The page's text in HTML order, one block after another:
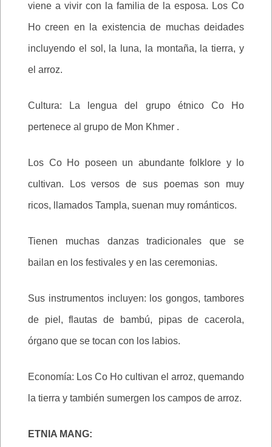
viene a vivir con la familia de la esposa. Los Co
Ho creen en la existencia de muchas deidades
incluyendo el sol, la luna, la montaña, la tierra, y
el arroz.
Cultura: La lengua del grupo étnico Co Ho
pertenece al grupo de Mon Khmer .
Los Co Ho poseen un abundante folklore y lo
cultivan. Los versos de sus poemas son muy
ricos, llamados Tampla, suenan muy románticos.
Tienen muchas danzas tradicionales que se
bailan en los festivales y en las ceremonias.
Sus instrumentos incluyen: los gongos, tambores
de piel, flautas de bambú, pipas de cacerola,
órgano que se tocan con los labios.
Economía: Los Co Ho cultivan el arroz, quemando
la tierra y también sumergen los campos de arroz.
ETNIA MANG: